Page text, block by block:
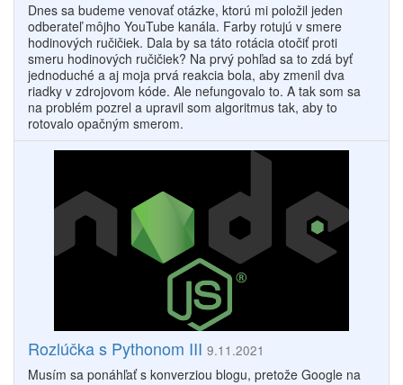
Dnes sa budeme venovať otázke, ktorú mi položil jeden
odberateľ môjho YouTube kanála. Farby rotujú v smere
hodinových ručičiek. Dala by sa táto rotácia otočiť proti
smeru hodinových ručičiek? Na prvý pohľad sa to zdá byť
jednoduché a aj moja prvá reakcia bola, aby zmenil dva
riadky v zdrojovom kóde. Ale nefungovalo to. A tak som sa
na problém pozrel a upravil som algoritmus tak, aby to
rotovalo opačným smerom.
Rozlúčka s Pythonom III 9.11.2021
Musím sa ponáhľať s konverziou blogu, pretože Google na